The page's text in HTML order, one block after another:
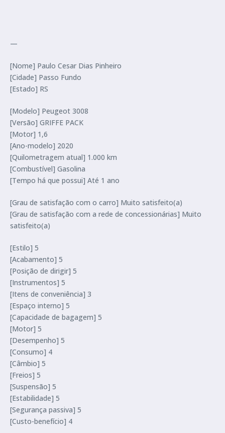
—
[Nome] Paulo Cesar Dias Pinheiro
[Cidade] Passo Fundo
[Estado] RS
[Modelo] Peugeot 3008
[Versão] GRIFFE PACK
[Motor] 1,6
[Ano-modelo] 2020
[Quilometragem atual] 1.000 km
[Combustível] Gasolina
[Tempo há que possui] Até 1 ano
[Grau de satisfação com o carro] Muito satisfeito(a)
[Grau de satisfação com a rede de concessionárias] Muito
satisfeito(a)
[Estilo] 5
[Acabamento] 5
[Posição de dirigir] 5
[Instrumentos] 5
[Itens de conveniência] 3
[Espaço interno] 5
[Capacidade de bagagem] 5
[Motor] 5
[Desempenho] 5
[Consumo] 4
[Câmbio] 5
[Freios] 5
[Suspensão] 5
[Estabilidade] 5
[Segurança passiva] 5
[Custo-benefício] 4